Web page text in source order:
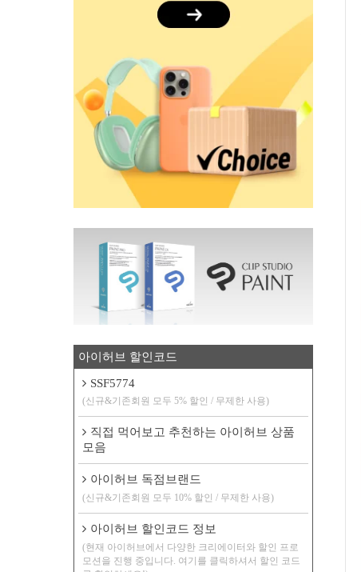
아이허브 할인코드
SSF5774
(신규&기존회원 모두 5% 할인 / 무제한 사용)
직접 먹어보고 추천하는 아이허브 상품
모음
아이허브 독점브랜드
(신규&기존회원 모두 10% 할인 / 무제한 사용)
아이허브 할인코드 정보
(현재 아이허브에서 다양한 크리에이터와 할인 프로
모션을 진행 중입니다. 여기를 클릭하셔서 할인 코드